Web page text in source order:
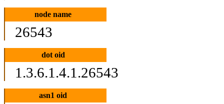
node name
26543
dot oid
1.3.6.1.4.1.26543
asn1 oid